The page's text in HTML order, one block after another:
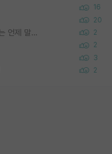
16
20
타대학원 컨텍 준비중인데, 지도교수님께는 언제 말씀드려야 할까요? 2
2
3
2